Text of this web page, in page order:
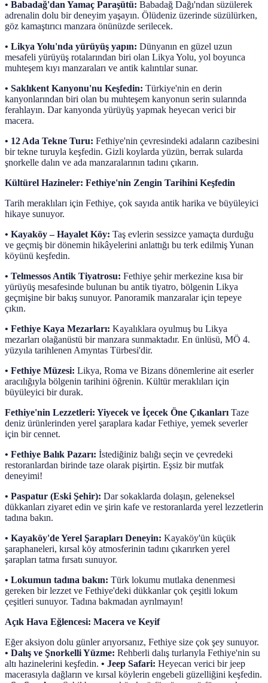
• Babadağ'dan Yamaç Paraşütü: Babadağ Dağı'ndan süzülerek
adrenalin dolu bir deneyim yaşayın. Ölüdeniz üzerinde süzülürken,
göz kamaştırıcı manzara önünüzde serilecek.
• Likya Yolu'nda yürüyüş yapın: Dünyanın en güzel uzun
mesafeli yürüyüş rotalarından biri olan Likya Yolu, yol boyunca
muhteşem kıyı manzaraları ve antik kalıntılar sunar.
• Saklıkent Kanyonu'nu Keşfedin: Türkiye'nin en derin
kanyonlarından biri olan bu muhteşem kanyonun serin sularında
ferahlayın. Dar kanyonda yürüyüş yapmak heyecan verici bir
macera.
• 12 Ada Tekne Turu: Fethiye'nin çevresindeki adaların cazibesini
bir tekne turuyla keşfedin. Gizli koylarda yüzün, berrak sularda
şnorkelle dalın ve ada manzaralarının tadını çıkarın.
Kültürel Hazineler: Fethiye'nin Zengin Tarihini Keşfedin
Tarih meraklıları için Fethiye, çok sayıda antik harika ve büyüleyici
hikaye sunuyor.
• Kayaköy – Hayalet Köy: Taş evlerin sessizce yamaçta durduğu
ve geçmiş bir dönemin hikâyelerini anlattığı bu terk edilmiş Yunan
köyünü keşfedin.
• Telmessos Antik Tiyatrosu: Fethiye şehir merkezine kısa bir
yürüyüş mesafesinde bulunan bu antik tiyatro, bölgenin Likya
geçmişine bir bakış sunuyor. Panoramik manzaralar için tepeye
çıkın.
• Fethiye Kaya Mezarları: Kayalıklara oyulmuş bu Likya
mezarları olağanüstü bir manzara sunmaktadır. En ünlüsü, MÖ 4.
yüzyıla tarihlenen Amyntas Türbesi'dir.
• Fethiye Müzesi: Likya, Roma ve Bizans dönemlerine ait eserler
aracılığıyla bölgenin tarihini öğrenin. Kültür meraklıları için
büyüleyici bir durak.
Fethiye'nin Lezzetleri: Yiyecek ve İçecek Öne ÇıkanlarıTaze
deniz ürünlerinden yerel şaraplara kadar Fethiye, yemek severler
için bir cennet.
• Fethiye Balık Pazarı: İstediğiniz balığı seçin ve çevredeki
restoranlardan birinde taze olarak pişirtin. Eşsiz bir mutfak
deneyimi!
• Paspatur (Eski Şehir): Dar sokaklarda dolaşın, geleneksel
dükkanları ziyaret edin ve şirin kafe ve restoranlarda yerel lezzetlerin
tadına bakın.
• Kayaköy'de Yerel Şarapları Deneyin: Kayaköy'ün küçük
şaraphaneleri, kırsal köy atmosferinin tadını çıkarırken yerel
şarapları tatma fırsatı sunuyor.
• Lokumun tadına bakın: Türk lokumu mutlaka denenmesi
gereken bir lezzet ve Fethiye'deki dükkanlar çok çeşitli lokum
çeşitleri sunuyor. Tadına bakmadan ayrılmayın!
Açık Hava Eğlencesi: Macera ve Keyif
Eğer aksiyon dolu günler arıyorsanız, Fethiye size çok şey sunuyor.
• Dalış ve Şnorkelli Yüzme: Rehberli dalış turlarıyla Fethiye'nin su
altı hazinelerini keşfedin. • Jeep Safari: Heyecan verici bir jeep
macerasıyla dağların ve kırsal köylerin engebeli güzelliğini keşfedin.